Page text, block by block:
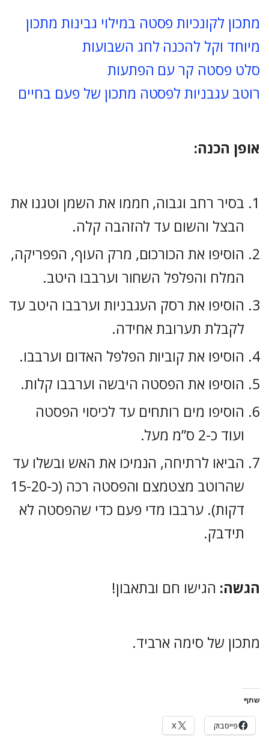
מתכון לקונכיות פסטה במילוי גבינות מתכון
מיוחד וקל להכנה לחג השבועות
סלט פסטה קר עם הפתעות
רוטב עגבניות לפסטה מתכון של פעם בחיים
אופן הכנה:
בסיר רחב וגבוה, חממו את השמן וטגנו את
הבצל והשום עד להזהבה קלה.
הוסיפו את הכורכום, מרק העוף, הפפריקה,
המלח והפלפל השחור וערבבו היטב.
הוסיפו את רסק העגבניות וערבבו היטב עד
לקבלת תערובת אחידה.
הוסיפו את קוביות הפלפל האדום וערבבו.
הוסיפו את הפסטה היבשה וערבבו קלות.
הוסיפו מים רותחים עד לכיסוי הפסטה
ועוד כ-2 ס”מ מעל.
הביאו לרתיחה, הנמיכו את האש ובשלו עד
שהרוטב מצטמצם והפסטה רכה (כ-15-20
דקות). ערבבו מדי פעם כדי שהפסטה לא
תידבק.
הגשה: הגישו חם ובתאבון!
מתכון של סימה ארביד.
שתף
פייסבוק X